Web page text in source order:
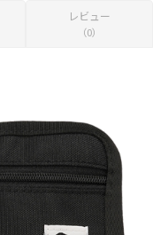
レビュー
（0）